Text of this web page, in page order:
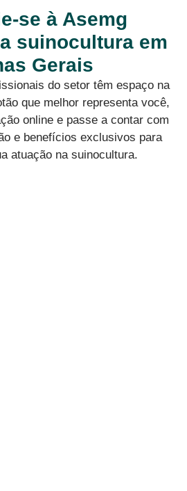
se à Asemg
suinocultura em
Gerais
do setor têm espaço na
que melhor representa você,
online e passe a contar com
e benefícios exclusivos para
atuação na suinocultura.